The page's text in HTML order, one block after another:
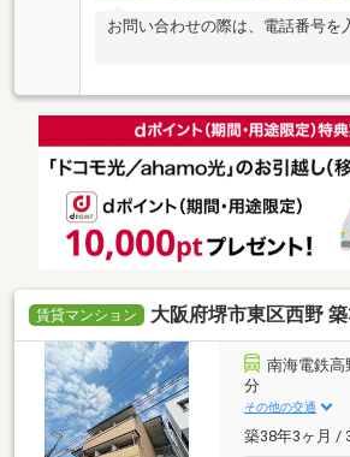
お問い合わせの際は、電話番号を
賃貸マンション 大阪府堺市東区西野
南海電鉄高
分
その他の交通
築38年3ヶ月 /